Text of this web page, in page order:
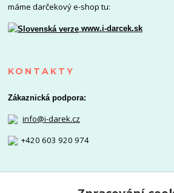
máme darčekový e-shop tu:
www.i-darcek.sk
KONTAKTY
Zákaznická podpora:
info@i-darek.cz
+420 603 920 974